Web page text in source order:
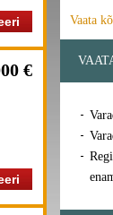
€
Vaata